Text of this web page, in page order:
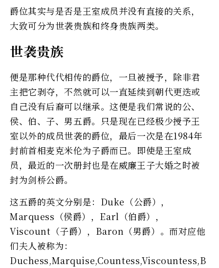
爵位其实与是否是王室成员并没有直接的关系，
大致可分为世袭贵族和终身贵族两类。
世袭贵族
便是那种代代相传的爵位，一旦被授予，除非君
主把它剥夺，不然就可以一直延续到朝代更迭或
自己没有后裔可以继承。这便是我们常说的公、
侯、伯、子、男五爵。只是现在已经极少授予王
室以外的成员世袭的爵位，最后一次是在1984年
封前首相麦克米伦为子爵而已。即使是王室成
员，最近的一次册封也是在威廉王子大婚之时被
封为剑桥公爵。
这五爵的英文分别是：Duke（公爵），
Marquess（侯爵），Earl（伯爵），
Viscount（子爵），Baron（男爵）。而对应他
们夫人被称为：
Duchess,Marquise,Countess,Viscountess,B